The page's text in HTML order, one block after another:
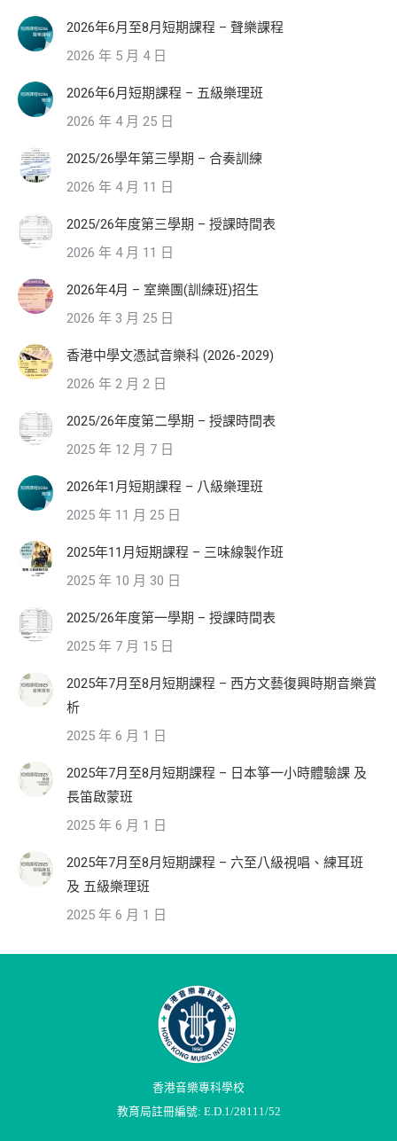
2026年6月至8月短期課程 – 聲樂課程
2026 年 5 月 4 日
2026年6月短期課程 – 五級樂理班
2026 年 4 月 25 日
2025/26學年第三學期 – 合奏訓練
2026 年 4 月 11 日
2025/26年度第三學期 – 授課時間表
2026 年 4 月 11 日
2026年4月 – 室樂團(訓練班)招生
2026 年 3 月 25 日
香港中學文憑試音樂科 (2026-2029)
2026 年 2 月 2 日
2025/26年度第二學期 – 授課時間表
2025 年 12 月 7 日
2026年1月短期課程 – 八級樂理班
2025 年 11 月 25 日
2025年11月短期課程 – 三味線製作班
2025 年 10 月 30 日
2025/26年度第一學期 – 授課時間表
2025 年 7 月 15 日
2025年7月至8月短期課程 – 西方文藝復興時期音樂賞
析
2025 年 6 月 1 日
2025年7月至8月短期課程 – 日本箏一小時體驗課 及
長笛啟蒙班
2025 年 6 月 1 日
2025年7月至8月短期課程 – 六至八級視唱、練耳班
及 五級樂理班
2025 年 6 月 1 日
香港音樂專科學校
教育局註冊編號: E.D.1/28111/52